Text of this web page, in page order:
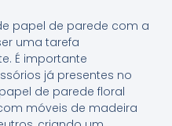
papel de parede com a
uma tarefa
É importante
já presentes no
de parede floral
móveis de madeira